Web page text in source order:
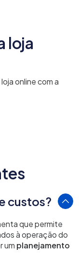
loja
online com a
custos?
que permite
à operação do
um planejamento